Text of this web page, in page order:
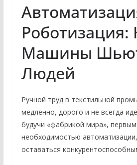
Роботизация:
Машины
Людей
Ручной труд в текстильной
медленно, дорого и не всегда
будучи «фабрикой мира», первым
необходимостью
оставаться